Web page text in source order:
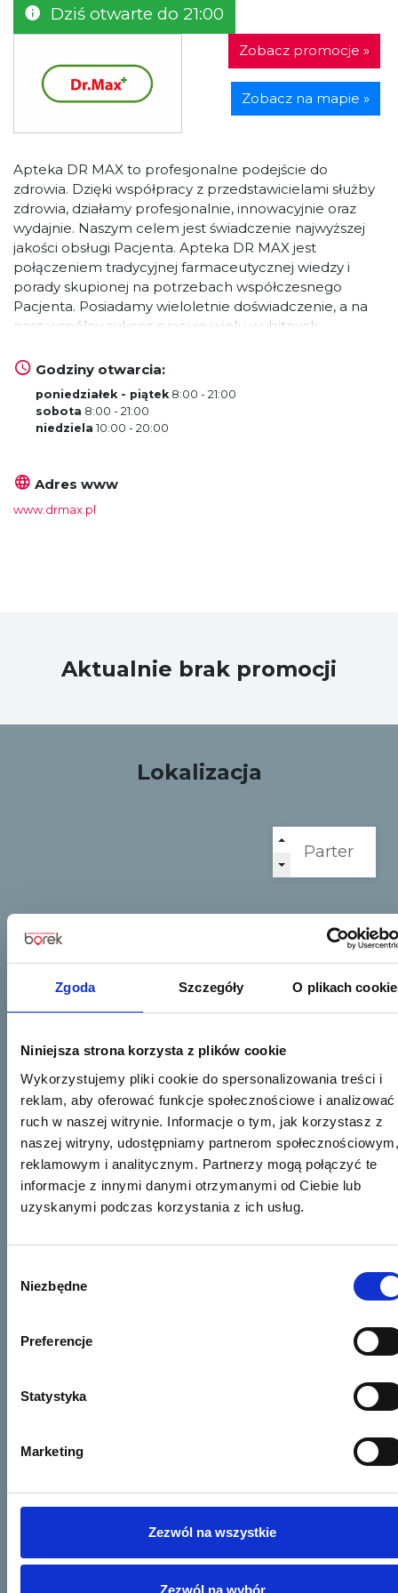
Zgoda Szczegóły O plikach
Niniejsza strona korzysta z plików cookie
Wykorzystujemy pliki cookie do spersonalizowania treści i
reklam, aby oferować funkcje społecznościowe i analizować
ruch w naszej witrynie. Informacje o tym, jak korzystasz z
naszej witryny, udostępniamy partnerom społecznościowym,
reklamowym i analitycznym. Partnerzy mogą połączyć te
informacje z innymi danymi otrzymanymi od Ciebie lub
uzyskanymi podczas korzystania z ich usług.
zgody
Niezbędne
Preferencje
Statystyka
Marketing
Zezwól na wszystkie
Zezwól na wybór
Dziś otwarte do 21:00
Zobacz promocje »
Zobacz na mapie »
Apteka DR MAX to profesjonalne podejście do
zdrowia. Dzięki współpracy z przedstawicielami służby
zdrowia, działamy profesjonalnie, innowacyjnie oraz
wydajnie. Naszym celem jest świadczenie najwyższej
jakości obsługi Pacjenta. Apteka DR MAX jest
połączeniem tradycyjnej farmaceutycznej wiedzy i
porady skupionej na potrzebach współczesnego
Pacjenta. Posiadamy wieloletnie doświadczenie, a na
nasz wspólny sukces pracuje wielu wybitnych
Godziny otwarcia:
poniedziałek - piątek 8:00 - 21:00
sobota 8:00 - 21:00
niedziela 10:00 - 20:00
Adres www
www.drmax.pl
Aktualnie brak promocji
Lokalizacja